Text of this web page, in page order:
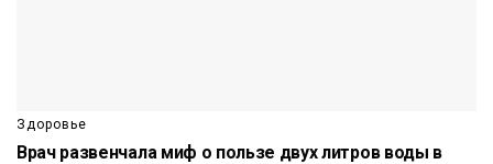
Здоровье
Врач развенчала миф о пользе двух литров воды в